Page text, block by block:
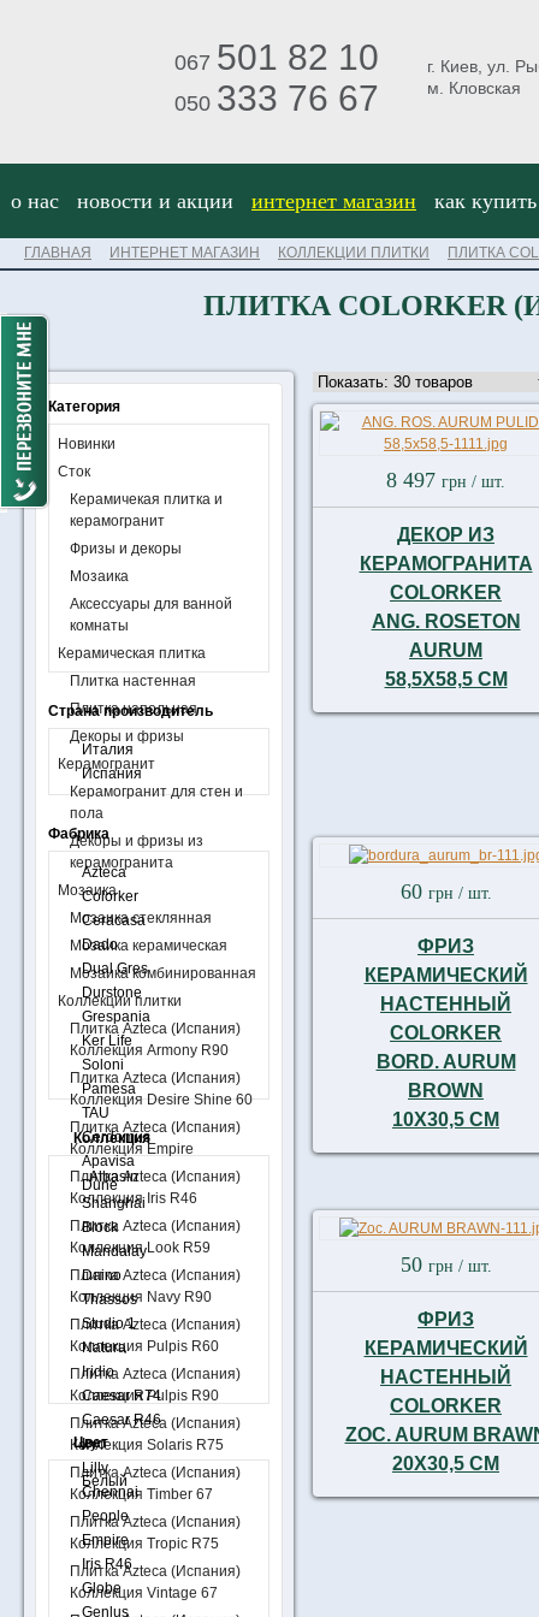
067 501 82 10
050 333 76 67
г. Киев, ул.
м. Кловская
о нас новости и акции интернет магазин как купить
ГЛАВНАЯ ИНТЕРНЕТ МАГАЗИН КОЛЛЕКЦИИ ПЛИТКИ ПЛИТКА
ПЛИТКА COLORKER
Категория
Новинки
Сток
Керамичекая плитка и
керамогранит
Фризы и декоры
Мозаика
Аксессуары для ванной
комнаты
Керамическая плитка
Плитка настенная
Плитка напольная
Декоры и фризы
Керамогранит
Керамогранит для стен и
пола
Декоры и фризы из
керамогранита
Мозаика
Мозаика стеклянная
Мозаика керамическая
Мозаика комбинированная
Коллекции плитки
Плитка Azteca (Испания)
Коллекция Armony R90
Плитка Azteca (Испания)
Коллекция Desire Shine 60
Плитка Azteca (Испания)
Коллекция Empire
Плитка Azteca (Испания)
Коллекция Iris R46
Плитка Azteca (Испания)
Коллекция Look R59
Плитка Azteca (Испания)
Коллекция Navy R90
Плитка Azteca (Испания)
Коллекция Pulpis R60
Плитка Azteca (Испания)
Коллекция Pulpis R90
Плитка Azteca (Испания)
Коллекция Solaris R75
Плитка Azteca (Испания)
Коллекция Timber 67
Плитка Azteca (Испания)
Коллекция Tropic R75
Плитка Azteca (Испания)
Коллекция Vintage 67
Страна производитель
Италия
Испания
Фабрика
Azteca
Colorker
Ceracasa
Dado
Dual Gres
Durstone
Grespania
Ker Life
Soloni
Pamesa
TAU
Cerdomus
Apavisa
Dune
Коллекция
Albasin
Shanghai
Block
Mandalay
Daino
Thassos
Studio 1
Natura
Iridio
Сaesar R74
Сaesar R46
Iryo
Lilly
Chennai
People
Empire
Iris R46
Globe
Genlus
Цвет
Белый
8 497 грн / шт.
ДЕКОР ИЗ
КЕРАМОГРАНИТА
COLORKER
ANG. ROSETON
AURUM
58,5X58,5 СМ
60 грн / шт.
ФРИЗ
КЕРАМИЧЕСКИЙ
НАСТЕННЫЙ
COLORKER
BORD. AURUM
BROWN
10X30,5 СМ
50 грн / шт.
ФРИЗ
КЕРАМИЧЕСКИЙ
НАСТЕННЫЙ
COLORKER
ZOC. AURUM
20X30,5 СМ